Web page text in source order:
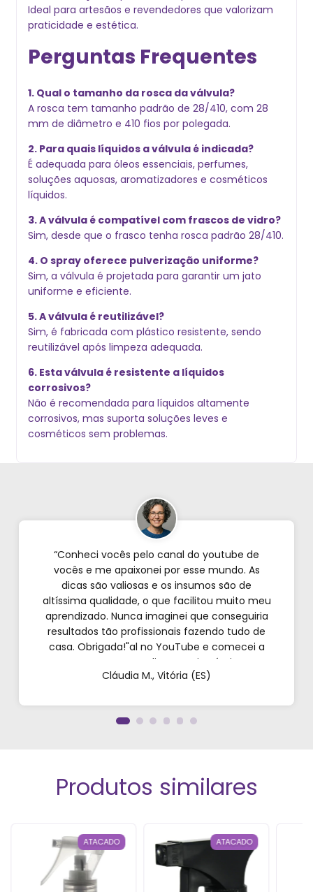
Ideal para artesãos e revendedores que valorizam
praticidade e estética.
Perguntas Frequentes
1. Qual o tamanho da rosca da válvula?
A rosca tem tamanho padrão de 28/410, com 28
mm de diâmetro e 410 fios por polegada.
2. Para quais líquidos a válvula é indicada?
É adequada para óleos essenciais, perfumes,
soluções aquosas, aromatizadores e cosméticos
líquidos.
3. A válvula é compatível com frascos de vidro?
Sim, desde que o frasco tenha rosca padrão 28/410.
4. O spray oferece pulverização uniforme?
Sim, a válvula é projetada para garantir um jato
uniforme e eficiente.
5. A válvula é reutilizável?
Sim, é fabricada com plástico resistente, sendo
reutilizável após limpeza adequada.
6. Esta válvula é resistente a líquidos
corrosivos?
Não é recomendada para líquidos altamente
corrosivos, mas suporta soluções leves e
cosméticos sem problemas.
“Conheci vocês pelo canal do youtube de
vocês e me apaixonei por esse mundo. As
dicas são valiosas e os insumos são de
altíssima qualidade, o que facilitou muito meu
aprendizado. Nunca imaginei que conseguiria
resultados tão profissionais fazendo tudo de
casa. Obrigada!"al no YouTube e comecei a
testar em casa. As dicas são incríveis e os
produtos são exatamente como mostram nos
perfumes!”
Cláudia M., Vitória (ES)
Produtos similares
ATACADO ATACADO